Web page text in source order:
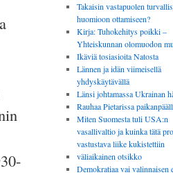
Takaisin vastapuolen
huomioon ottamiseen?
Kirja: Tuhokehitys poikki –
Yhteiskunnan olomuodon
Ikäviä tosiasioita Natosta
Lännen ja idän viimeisellä
yhdyskäytävällä
Länsi johtamassa Ukrainan
Rauhaa Pietarissa
Miten Suomesta tuli USA:n
vasallivaltio ja kuinka tätä
vastustava liike kukistettiin
väliaikainen otsikko
Demokratiaa vai valinnaisen